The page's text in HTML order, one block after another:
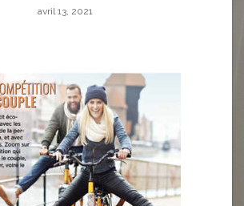
avril 13, 2021